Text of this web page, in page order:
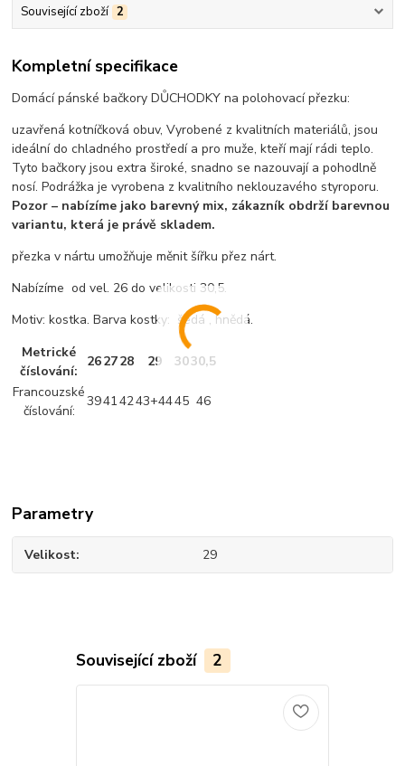
Související zboží 2
Kompletní specifikace
Domácí pánské bačkory DŮCHODKY na polohovací přezku:
uzavřená kotníčková obuv, Vyrobené z kvalitních materiálů, jsou
ideální do chladného prostředí a pro muže, kteří mají rádi teplo.
Tyto bačkory jsou extra široké, snadno se nazouvají a pohodlně
nosí. Podrážka je vyrobena z kvalitního neklouzavého styroporu.
Pozor – nabízíme jako barevný mix, zákazník obdrží barevnou
variantu, která je právě skladem.
přezka v nártu umožňuje měnit šířku přez nárt.
Nabízíme od vel. 26 do velikosti 30,5.
Motiv: kostka. Barva kostky: šedá , hnědá.
Metrické
číslování:
262728 29 3030,5
Francouzské
číslování:
39414243+4445 46
Parametry
Velikost 29
Související zboží 2